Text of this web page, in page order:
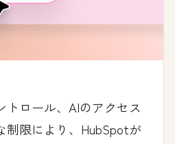
トロール、AIのアクセス
制限により、HubSpotが